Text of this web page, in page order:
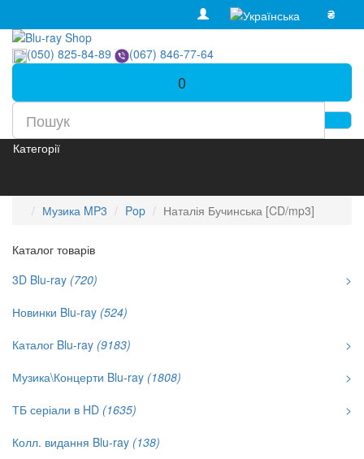
₴
(050) 825-84-89 (067) 846-77-64
0
Категорії
Музика MP3 Pop Наталія Бучинська [CD/mp3]
Каталог товарів
3D Blu-ray (720)
>
Новинки Blu-ray (524)
Каталог Blu-ray (9183)
>
Музика\Концерти Blu-ray (1808)
>
ТБ серіали в HD (1635)
>
Колл. видання Blu-ray (138)